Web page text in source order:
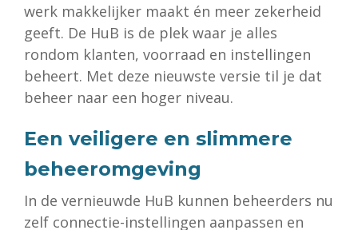
werk makkelijker maakt én meer zekerheid
geeft. De HuB is de plek waar je alles
rondom klanten, voorraad en instellingen
beheert. Met deze nieuwste versie til je dat
beheer naar een hoger niveau.
Een veiligere en slimmere
beheeromgeving
In de vernieuwde HuB kunnen beheerders nu
zelf connectie-instellingen aanpassen en